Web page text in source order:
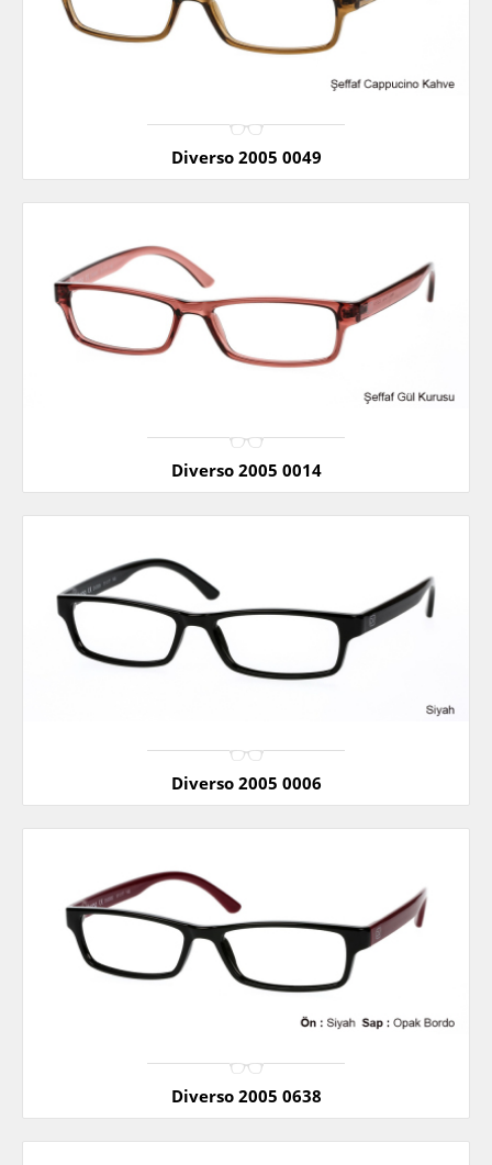
Diverso 2005 0049
Diverso 2005 0014
Diverso 2005 0006
Diverso 2005 0638